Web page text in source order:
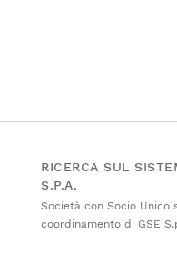
RICERCA SUL
S.P.A.
Società con Socio Unico
coordinamento di GSE